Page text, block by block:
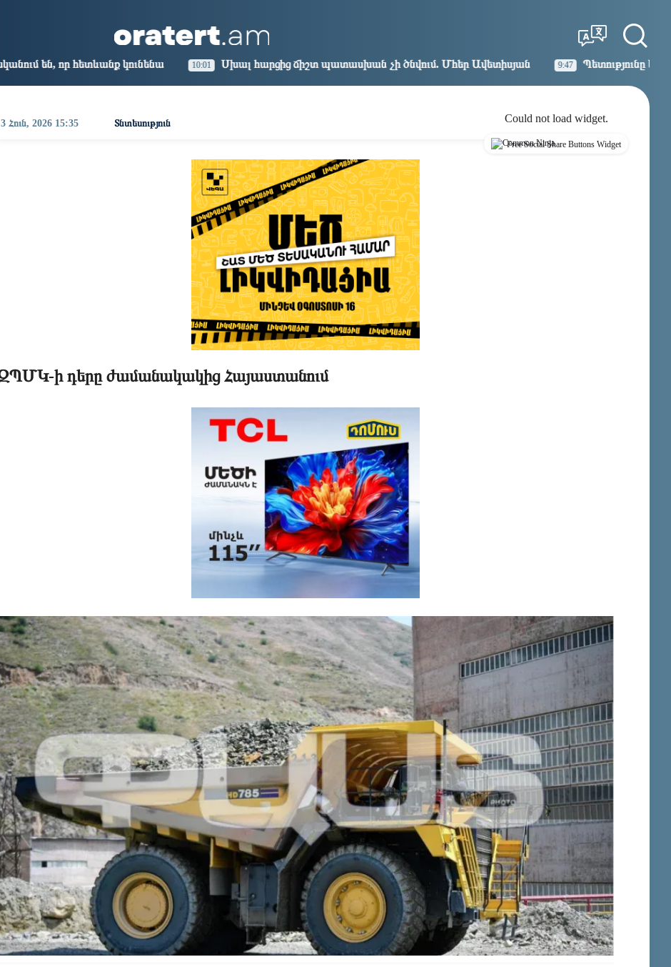
Los Angeles
03:21
Beijing
18:21
կունենա 10:01 Սխալ հարցից ճիշտ պատասխան չի ծնվում. Մհեր Ավետիսյան 9:47 Պետությունը կարծիքներով չի
3 Հուն, 2026 15:35 Տնտեսություն Could not load widget.
Free Social Share Buttons Widget
ի դերը ժամանակակից Հայաստանում